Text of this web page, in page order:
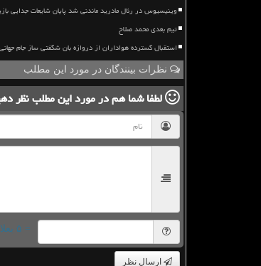
وینیسیوس در رئال مادرید ماندنی شد پایان شایعات جدایی
تیم بعدی محمد صلاح
استقبال گسترده هواداران از دروازه بان شگفتی ساز جام
نظرات بینندگان در مورد این مطلب
لطفا شما همدر مورد این مطلبنظر
= ۵ بعلاوه ۴
ارسال نظر